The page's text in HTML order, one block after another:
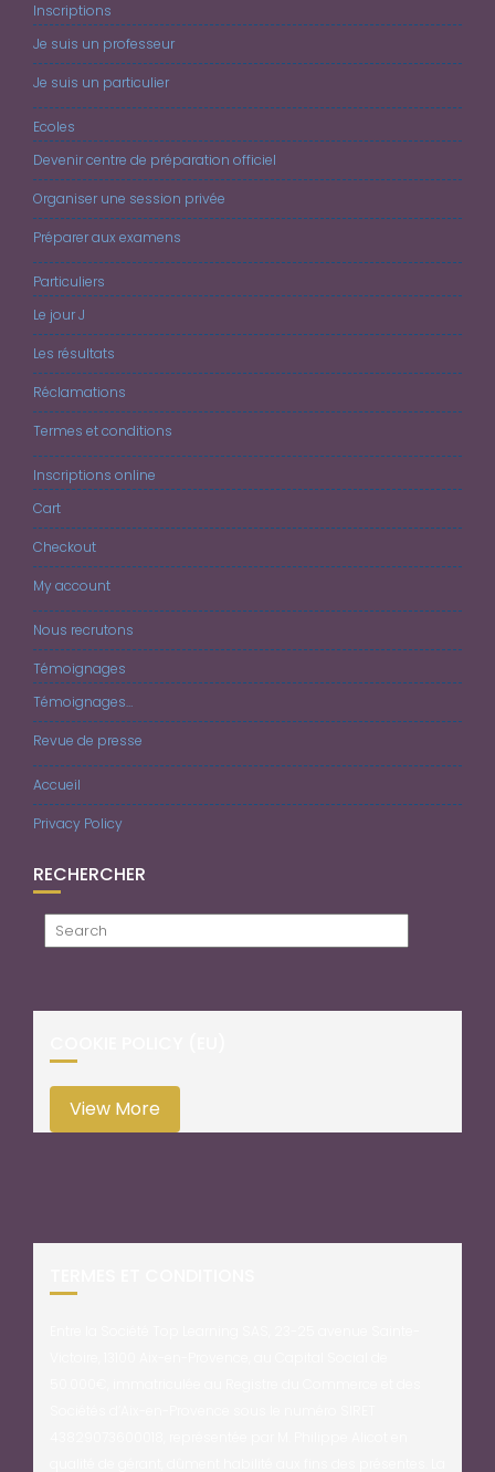
Inscriptions
Je suis un professeur
Je suis un particulier
Ecoles
Devenir centre de préparation officiel
Organiser une session privée
Préparer aux examens
Particuliers
Le jour J
Les résultats
Réclamations
Termes et conditions
Inscriptions online
Cart
Checkout
My account
Nous recrutons
Témoignages
Témoignages…
Revue de presse
Accueil
Privacy Policy
RECHERCHER
View More